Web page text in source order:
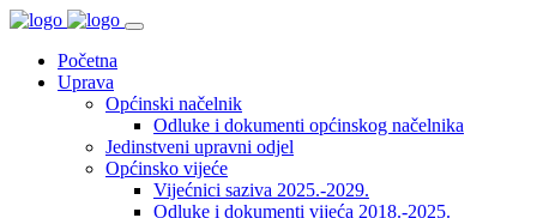
Početna
Uprava
Općinski načelnik
Odluke i dokumenti općinskog načelnika
Jedinstveni upravni odjel
Općinsko vijeće
Vijećnici saziva 2025.-2029.
Odluke i dokumenti vijeća 2018.-2025.